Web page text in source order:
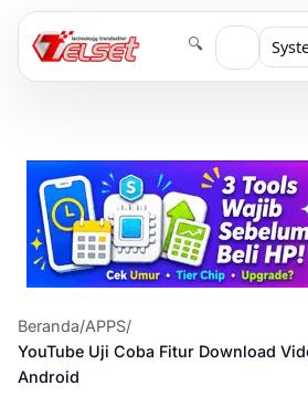
🔍
Beranda/APPS/
YouTube Uji Coba Fitur Download
Android